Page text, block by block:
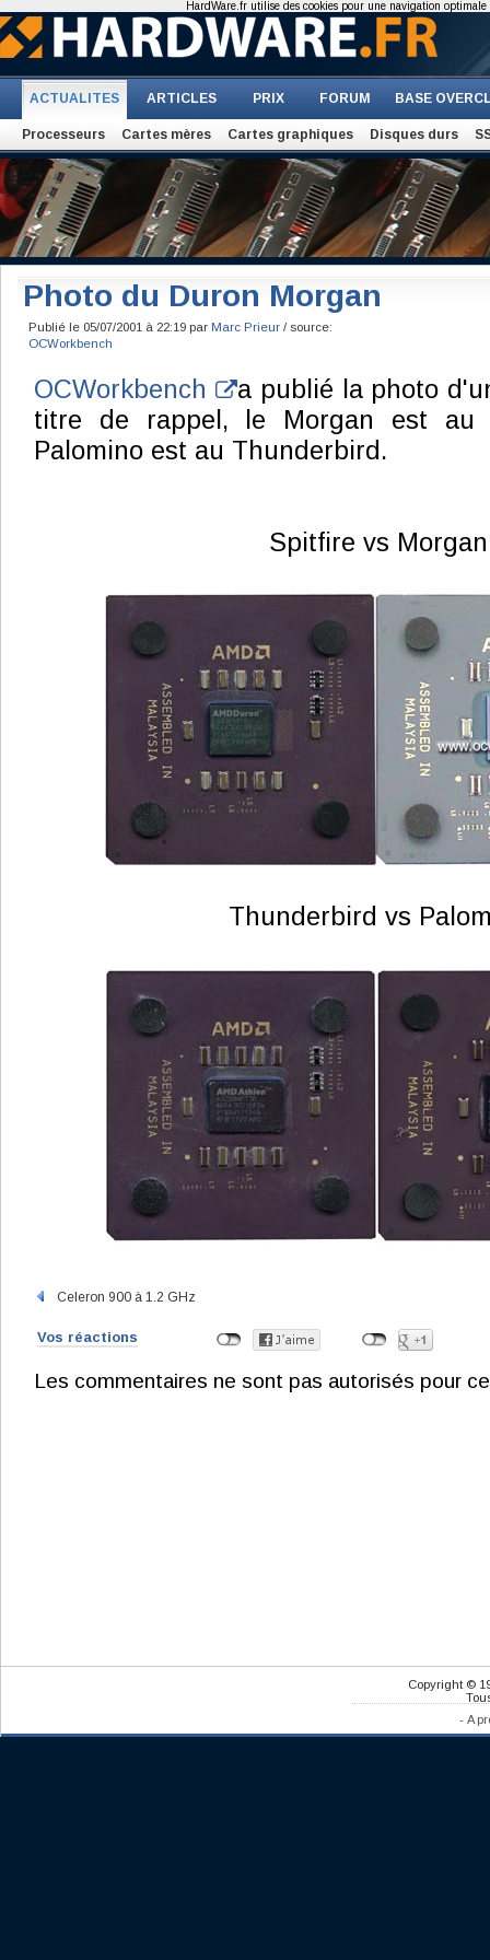
ACTUALITES ARTICLES PRIX FORUM BASE
Processeurs Cartes mères Cartes graphiques Disques durs
Photo du Duron Morgan
Publié le 05/07/2001 à 22:19 par Marc Prieur / source:
OCWorkbench
OCWorkbench
a publié la photo
titre de rappel, le Morgan est
Palomino est au Thunderbird.
Spitfire vs Morgan
Thunderbird vs
Celeron 900 à 1.2 GHz
Vos réactions
Les commentaires ne sont pas autorisés pour
Copyright ©
- A
HardWare.fr utilise des cookies pour une navigation